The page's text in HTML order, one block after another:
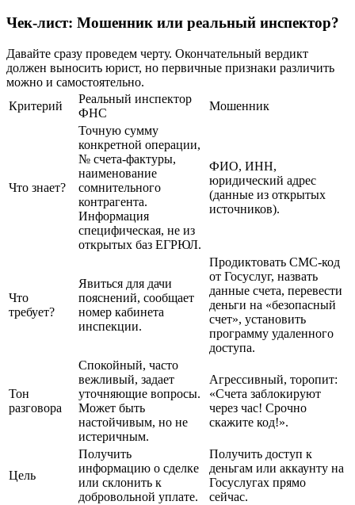
Чек-лист: Мошенник или реальный инспектор?
Давайте сразу проведем черту. Окончательный вердикт
должен выносить юрист, но первичные признаки различить
можно и самостоятельно.
Критерий
Реальный инспектор
ФНС
Мошенник
Что знает?
Точную сумму
конкретной операции,
№ счета-фактуры,
наименование
сомнительного
контрагента.
Информация
специфическая, не из
открытых баз ЕГРЮЛ.
ФИО, ИНН,
юридический адрес
(данные из открытых
источников).
Что
требует?
Явиться для дачи
пояснений, сообщает
номер кабинета
инспекции.
Продиктовать СМС-код
от Госуслуг, назвать
данные счета, перевести
деньги на «безопасный
счет», установить
программу удаленного
доступа.
Тон
разговора
Спокойный, часто
вежливый, задает
уточняющие вопросы.
Может быть
настойчивым, но не
истеричным.
Агрессивный, торопит:
«Счета заблокируют
через час! Срочно
скажите код!».
Цель
Получить
информацию о сделке
или склонить к
добровольной уплате.
Получить доступ к
деньгам или аккаунту на
Госуслугах прямо
сейчас.